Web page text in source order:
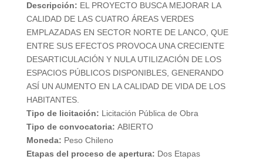
Descripción: EL PROYECTO BUSCA MEJORAR LA
CALIDAD DE LAS CUATRO ÁREAS VERDES
EMPLAZADAS EN SECTOR NORTE DE LANCO, QUE
ENTRE SUS EFECTOS PROVOCA UNA CRECIENTE
DESARTICULACIÓN Y NULA UTILIZACIÓN DE LOS
ESPACIOS PÚBLICOS DISPONIBLES, GENERANDO
ASÍ UN AUMENTO EN LA CALIDAD DE VIDA DE LOS
HABITANTES.
Tipo de licitación: Licitación Pública de Obra
Tipo de convocatoria: ABIERTO
Moneda: Peso Chileno
Etapas del proceso de apertura: Dos Etapas